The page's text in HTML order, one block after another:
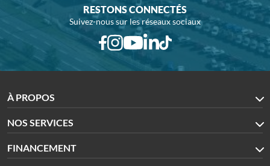
RESTONS CONNECTÉS
Suivez-nous sur les réseaux sociaux
À PROPOS
NOS SERVICES
FINANCEMENT